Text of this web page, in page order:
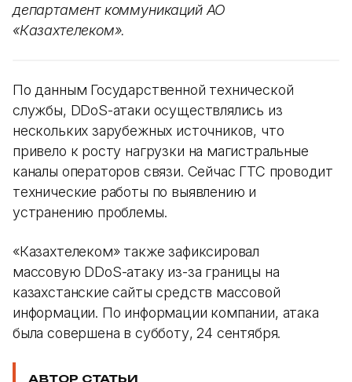
департамент коммуникаций АО
«Казахтелеком».
По данным Государственной технической
службы, DDoS-атаки осуществлялись из
нескольких зарубежных источников, что
привело к росту нагрузки на магистральные
каналы операторов связи. Сейчас ГТС проводит
технические работы по выявлению и
устранению проблемы.
«Казахтелеком» также зафиксировал
массовую DDoS-атаку из-за границы на
казахстанские сайты средств массовой
информации. По информации компании, атака
была совершена в субботу, 24 сентября.
АВТОР СТАТЬИ